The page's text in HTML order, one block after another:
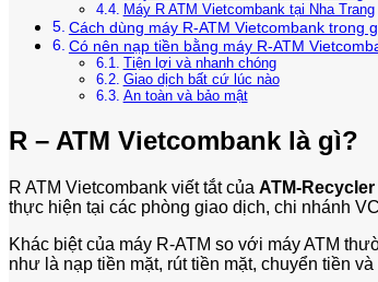
Máy R ATM Vietcombank tại Nha Trang
Cách dùng máy R-ATM Vietcombank trong
Có nên nạp tiền bằng máy R-ATM
Tiện lợi và nhanh chóng
Giao dịch bất cứ lúc nào
An toàn và bảo mật
R – ATM Vietcombank là gì?
R ATM Vietcombank viết tắt của ATM-
thực hiện tại các phòng giao dịch, chi nhánh
Khác biệt của máy R-ATM so với máy ATM
như là nạp tiền mặt, rút tiền mặt, chuyển tiền